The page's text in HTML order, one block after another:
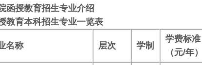
函授教育招生专业介绍
教育本科招生专业一览表
名称 层次 学制
学费标准
（元/年）